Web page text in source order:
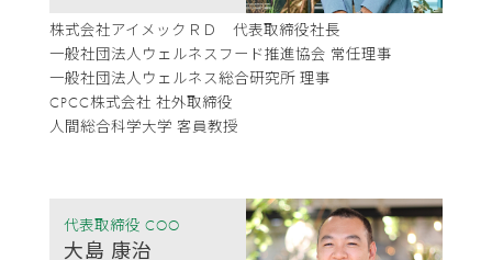
株式会社アイメックＲＤ 代表取締役社長
一般社団法人ウェルネスフード推進協会 常任理事
一般社団法人ウェルネス総合研究所 理事
CPCC株式会社 社外取締役
人間総合科学大学 客員教授
代表取締役 COO
大島 康治